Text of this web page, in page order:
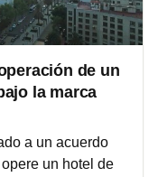
de un
la marca
a un acuerdo
un hotel de